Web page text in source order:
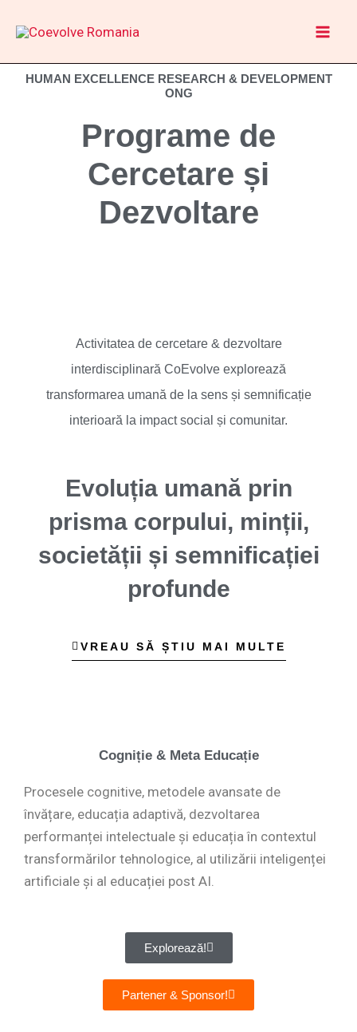
HUMAN EXCELLENCE RESEARCH & DEVELOPMENT
ONG
Programe de
Cercetare și
Dezvoltare
Activitatea de cercetare & dezvoltare
interdisciplinară CoEvolve explorează
transformarea umană de la sens și semnificație
interioară la impact social și comunitar.
Evoluția umană prin
prisma corpului, minții,
societății și semnificației
profunde
VREAU SĂ ȘTIU MAI MULTE
Cogniție & Meta Educație
Procesele cognitive, metodele avansate de
învățare, educația adaptivă, dezvoltarea
performanței intelectuale și educația în contextul
transformărilor tehnologice, al utilizării inteligenței
artificiale și al educației post AI.
Explorează!
Partener & Sponsor!